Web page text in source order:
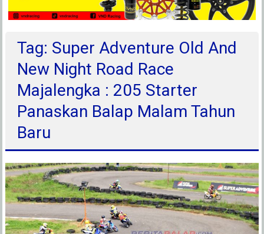
Tag: Super Adventure Old And
New Night Road Race
Majalengka : 205 Starter
Panaskan Balap Malam Tahun
Baru